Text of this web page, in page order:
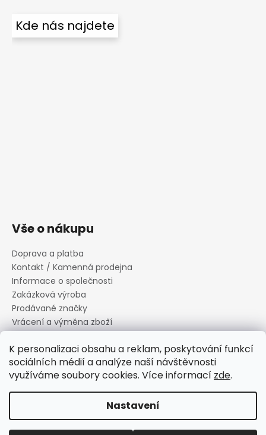
K personalizaci obsahu a reklam, poskytování funkcí
sociálních médií a analýze naší návštěvnosti
využíváme soubory cookies. Více informací zde.
Nastavení
Kde nás najdete
Vše o nákupu
Doprava a platba
Kontakt / Kamenná prodejna
Informace o společnosti
Zakázková výroba
Prodávané značky
Vrácení a výměna zboží
Informace o souborech cookies
Reklamační řád
Obchodní podmínky
Copyright 2026Canard s.r.o.. Všechna práva vyhrazena.